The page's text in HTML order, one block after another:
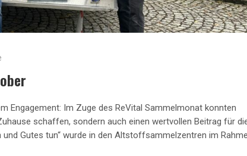
Engagement: Im Zuge des ReVital Sammelmonat konnten
schaffen, sondern auch einen wertvollen Beitrag für
Gutes tun“ wurde in den Altstoffsammelzentren im